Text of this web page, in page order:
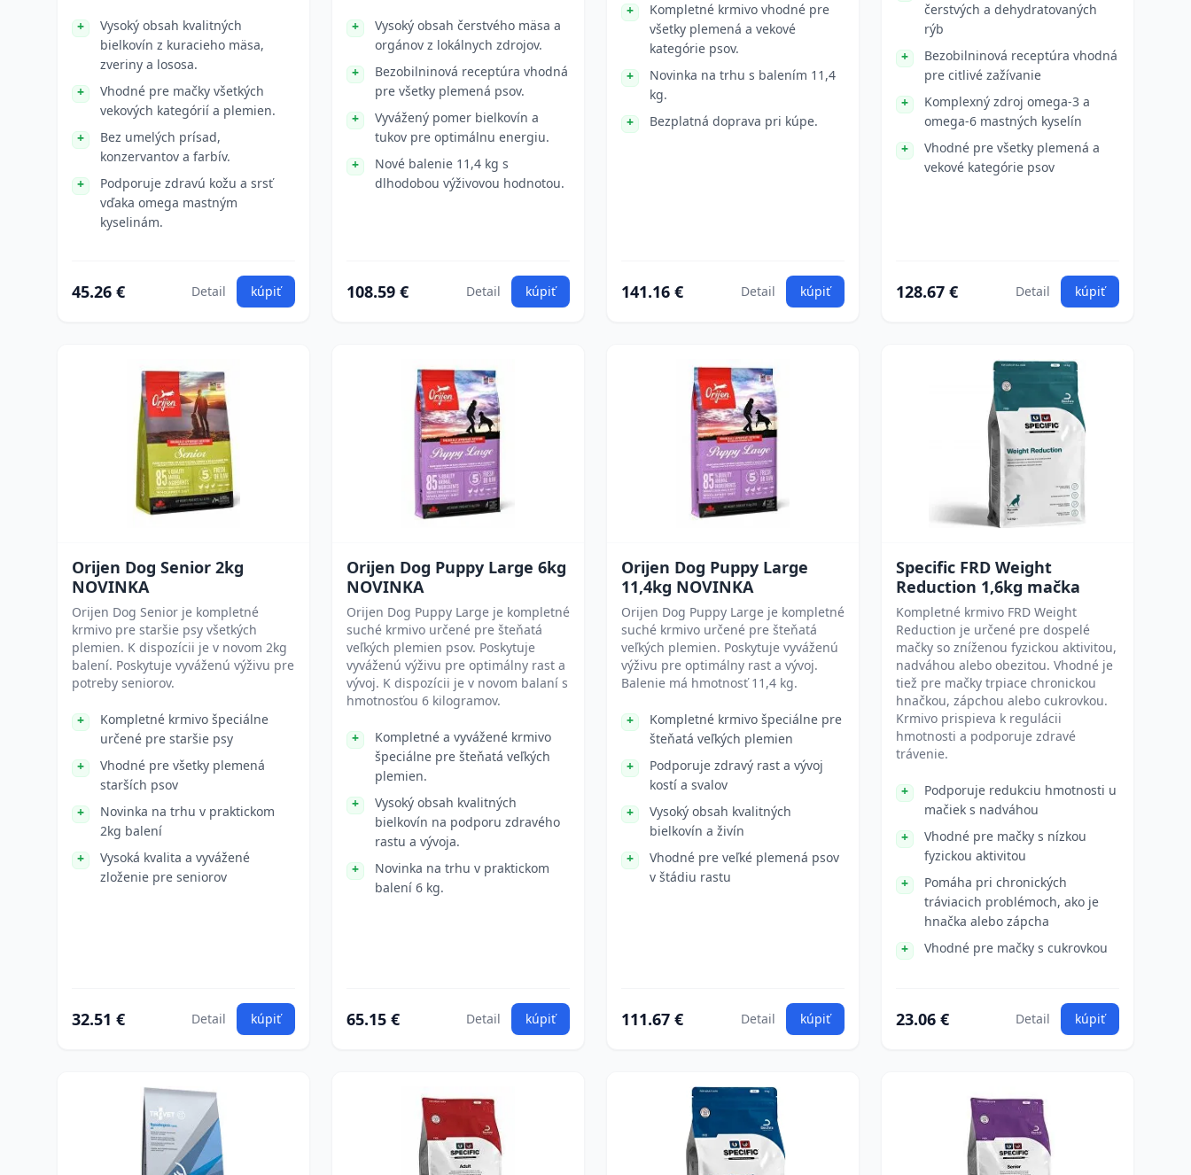
Vysoký obsah kvalitných
bielkovín z kuracieho mäsa,
zveriny a lososa.
Vhodné pre mačky všetkých
vekových kategórií a plemien.
Bez umelých prísad,
konzervantov a farbív.
Podporuje zdravú kožu a srsť
vďaka omega mastným
kyselinám.
45.26 € Detail kúpiť
Vysoký obsah čerstvého mäsa a
orgánov z lokálnych zdrojov.
Bezobilninová receptúra vhodná
pre všetky plemená psov.
Vyvážený pomer bielkovín a
tukov pre optimálnu energiu.
Nové balenie 11,4 kg s
dlhodobou výživovou hodnotou.
108.59 € Detail kúpiť
Kompletné krmivo vhodné pre
všetky plemená a vekové
kategórie psov.
Novinka na trhu s balením 11,4
kg.
Bezplatná doprava pri kúpe.
141.16 € Detail kúpiť
čerstvých a dehydratovaných
rýb
Bezobilninová receptúra vhodná
pre citlivé zažívanie
Komplexný zdroj omega-3 a
omega-6 mastných kyselín
Vhodné pre všetky plemená a
vekové kategórie psov
128.67 € Detail kúpiť
Orijen Dog Senior 2kg
NOVINKA
Orijen Dog Senior je kompletné
krmivo pre staršie psy všetkých
plemien. K dispozícii je v novom 2kg
balení. Poskytuje vyváženú výživu pre
potreby seniorov.
Kompletné krmivo špeciálne
určené pre staršie psy
Vhodné pre všetky plemená
starších psov
Novinka na trhu v praktickom
2kg balení
Vysoká kvalita a vyvážené
zloženie pre seniorov
32.51 € Detail kúpiť
Orijen Dog Puppy Large 6kg
NOVINKA
Orijen Dog Puppy Large je kompletné
suché krmivo určené pre šteňatá
veľkých plemien psov. Poskytuje
vyváženú výživu pre optimálny rast a
vývoj. K dispozícii je v novom balaní s
hmotnosťou 6 kilogramov.
Kompletné a vyvážené krmivo
špeciálne pre šteňatá veľkých
plemien.
Vysoký obsah kvalitných
bielkovín na podporu zdravého
rastu a vývoja.
Novinka na trhu v praktickom
balení 6 kg.
65.15 € Detail kúpiť
Orijen Dog Puppy Large
11,4kg NOVINKA
Orijen Dog Puppy Large je kompletné
suché krmivo určené pre šteňatá
veľkých plemien. Poskytuje vyváženú
výživu pre optimálny rast a vývoj.
Balenie má hmotnosť 11,4 kg.
Kompletné krmivo špeciálne pre
šteňatá veľkých plemien
Podporuje zdravý rast a vývoj
kostí a svalov
Vysoký obsah kvalitných
bielkovín a živín
Vhodné pre veľké plemená psov
v štádiu rastu
111.67 € Detail kúpiť
Specific FRD Weight
Reduction 1,6kg mačka
Kompletné krmivo FRD Weight
Reduction je určené pre dospelé
mačky so zníženou fyzickou aktivitou,
nadváhou alebo obezitou. Vhodné je
tiež pre mačky trpiace chronickou
hnačkou, zápchou alebo cukrovkou.
Krmivo prispieva k regulácii
hmotnosti a podporuje zdravé
trávenie.
Podporuje redukciu hmotnosti u
mačiek s nadváhou
Vhodné pre mačky s nízkou
fyzickou aktivitou
Pomáha pri chronických
tráviacich problémoch, ako je
hnačka alebo zápcha
Vhodné pre mačky s cukrovkou
23.06 € Detail kúpiť